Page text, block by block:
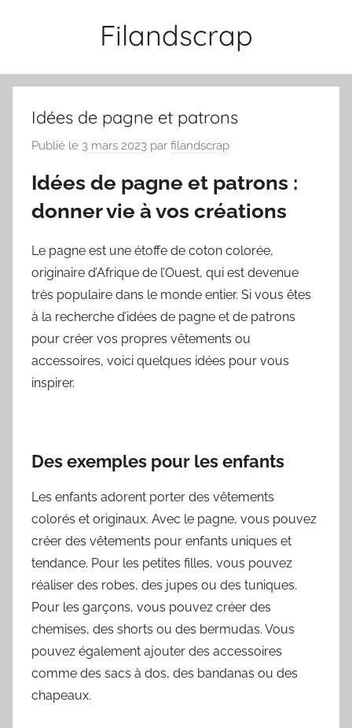
Filandscrap
Idées de pagne et patrons
Publié le 3 mars 2023 par filandscrap
Idées de pagne et patrons :
donner vie à vos créations
Le pagne est une étoffe de coton colorée,
originaire d’Afrique de l’Ouest, qui est devenue
très populaire dans le monde entier. Si vous êtes
à la recherche d’idées de pagne et de patrons
pour créer vos propres vêtements ou
accessoires, voici quelques idées pour vous
inspirer.
Des exemples pour les enfants
Les enfants adorent porter des vêtements
colorés et originaux. Avec le pagne, vous pouvez
créer des vêtements pour enfants uniques et
tendance. Pour les petites filles, vous pouvez
réaliser des robes, des jupes ou des tuniques.
Pour les garçons, vous pouvez créer des
chemises, des shorts ou des bermudas. Vous
pouvez également ajouter des accessoires
comme des sacs à dos, des bandanas ou des
chapeaux.